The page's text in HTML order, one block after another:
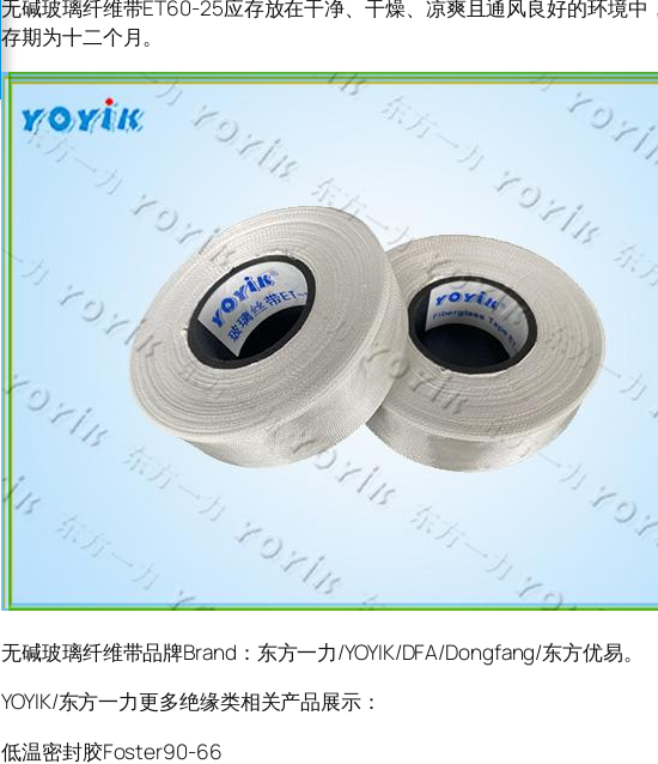
无碱玻璃纤维带ET60-25应存放在干净、干燥、凉爽且通风良好的环境中
存期为十二个月。
无碱玻璃纤维带品牌Brand：东方一力/YOYIK/DFA/Dongfang/东方优易。
YOYIK/东方一力更多绝缘类相关产品展示：
低温密封胶Foster90-66